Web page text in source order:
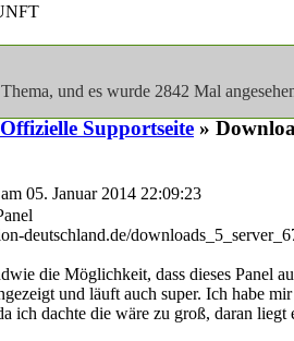
und es wurde 2842 Mal
Supportseite »
05. Januar 2014 22:09:23
deutschland.de/
die Möglichkeit, dass dieses Panel
und läuft auch super. Ich habe
ich dachte die wäre zu groß, daran liegt